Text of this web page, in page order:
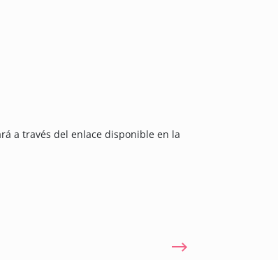
a través del enlace disponible en la